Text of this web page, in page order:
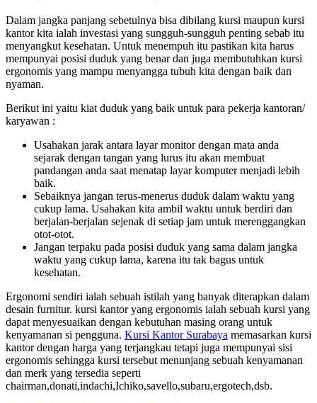
Dalam jangka panjang sebetulnya bisa dibilang kursi maupun kursi
kantor kita ialah investasi yang sungguh-sungguh penting sebab itu
menyangkut kesehatan. Untuk menempuh itu pastikan kita harus
mempunyai posisi duduk yang benar dan juga membutuhkan kursi
ergonomis yang mampu menyangga tubuh kita dengan baik dan
nyaman.
Berikut ini yaitu kiat duduk yang baik untuk para pekerja kantoran/
karyawan :
Usahakan jarak antara layar monitor dengan mata anda
sejarak dengan tangan yang lurus itu akan membuat
pandangan anda saat menatap layar komputer menjadi lebih
baik.
Sebaiknya jangan terus-menerus duduk dalam waktu yang
cukup lama. Usahakan kita ambil waktu untuk berdiri dan
berjalan-berjalan sejenak di setiap jam untuk merenggangkan
otot-otot.
Jangan terpaku pada posisi duduk yang sama dalam jangka
waktu yang cukup lama, karena itu tak bagus untuk
kesehatan.
Ergonomi sendiri ialah sebuah istilah yang banyak diterapkan dalam
desain furnitur. kursi kantor yang ergonomis ialah sebuah kursi yang
dapat menyesuaikan dengan kebutuhan masing orang untuk
kenyamanan si pengguna. Kursi Kantor Surabaya memasarkan kursi
kantor dengan harga yang terjangkau tetapi juga mempunyai sisi
ergonomis sehingga kursi tersebut menunjang sebuah kenyamanan
dan merk yang tersedia seperti
chairman,donati,indachi,Ichiko,savello,subaru,ergotech,dsb.